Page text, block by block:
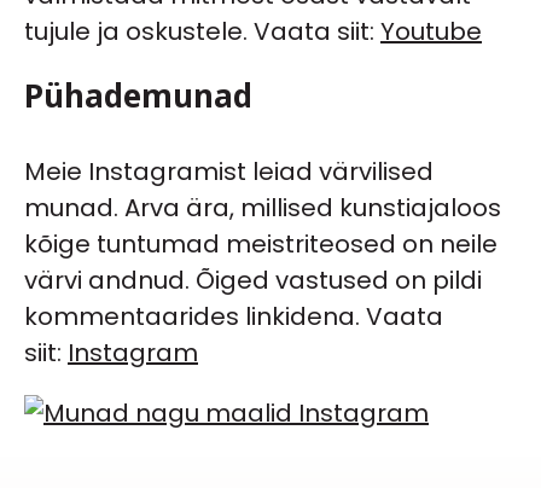
tujule ja oskustele. Vaata siit: Youtube
Pühademunad
Meie Instagramist leiad värvilised
munad. Arva ära, millised kunstiajaloos
kõige tuntumad meistriteosed on neile
värvi andnud. Õiged vastused on pildi
kommentaarides linkidena. Vaata
siit: Instagram